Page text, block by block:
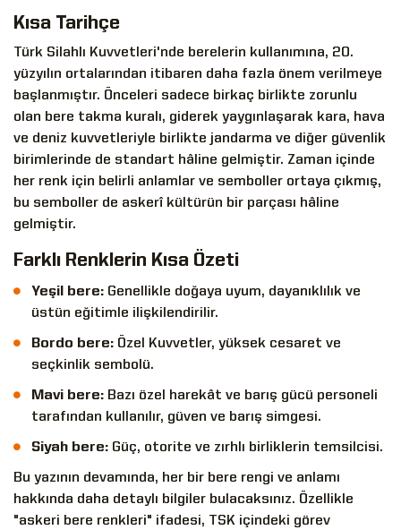
Kısa Tarihçe
Türk Silahlı Kuvvetleri'nde berelerin kullanımına, 20.
yüzyılın ortalarından itibaren daha fazla önem verilmeye
başlanmıştır. Önceleri sadece birkaç birlikte zorunlu
olan bere takma kuralı, giderek yaygınlaşarak kara, hava
ve deniz kuvvetleriyle birlikte jandarma ve diğer güvenlik
birimlerinde de standart hâline gelmiştir. Zaman içinde
her renk için belirli anlamlar ve semboller ortaya çıkmış,
bu semboller de askerî kültürün bir parçası hâline
gelmiştir.
Farklı Renklerin Kısa Özeti
Yeşil bere: Genellikle doğaya uyum, dayanıklılık ve
üstün eğitimle ilişkilendirilir.
Bordo bere: Özel Kuvvetler, yüksek cesaret ve
seçkinlik sembolü.
Mavi bere: Bazı özel harekât ve barış gücü personeli
tarafından kullanılır, güven ve barış simgesi.
Siyah bere: Güç, otorite ve zırhlı birliklerin temsilcisi.
Bu yazının devamında, her bir bere rengi ve anlamı
hakkında daha detaylı bilgiler bulacaksınız. Özellikle
"askeri bere renkleri" ifadesi, TSK içindeki görev